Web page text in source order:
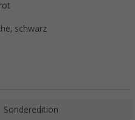
schwarz
Sonderedition